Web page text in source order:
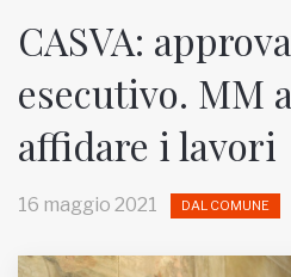
HOME
CASVA:
esecutivo. MM
affidare i lavori
16 maggio 2021 DAL COMUNE